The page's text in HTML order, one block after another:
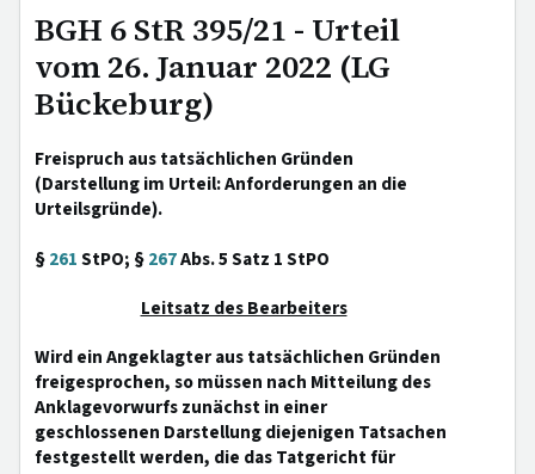
BGH 6 StR 395/21 - Urteil
vom 26. Januar 2022 (LG
Bückeburg)
Freispruch aus tatsächlichen Gründen
(Darstellung im Urteil: Anforderungen an die
Urteilsgründe).
§261StPO; §267Abs. 5 Satz 1 StPO
Leitsatz des Bearbeiters
Wird ein Angeklagter aus tatsächlichen Gründen
freigesprochen, so müssen nach Mitteilung des
Anklagevorwurfs zunächst in einer
geschlossenen Darstellung diejenigen Tatsachen
festgestellt werden, die das Tatgericht für